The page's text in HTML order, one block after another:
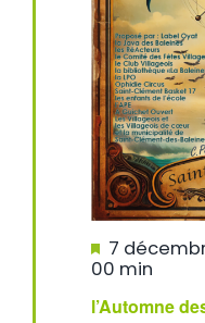
l’Automne
Mis
en
7
00 min